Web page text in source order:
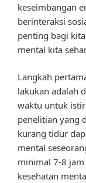
keseimbangan
berinteraksi
penting bagi
mental kita
Langkah
lakukan adalah
waktu untuk
penelitian yang
kurang tidur
mental
minimal 7-8
kesehatan